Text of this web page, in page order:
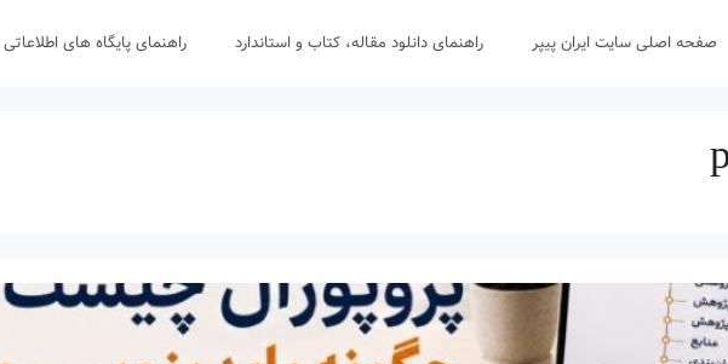
صفحه اصلی سایت ایران پیپر راهنمای دانلود مقاله، کتاب و استاندارد راهنمای پایگاه های اطلاعاتی